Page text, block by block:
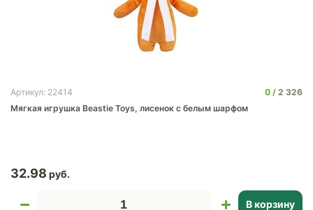
Артикул: 22414 0
2 326
Мягкая игрушка Beastie Toys, лисенок с белым шарфом
32.98
В корзину